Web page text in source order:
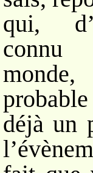
qui,
déjà un